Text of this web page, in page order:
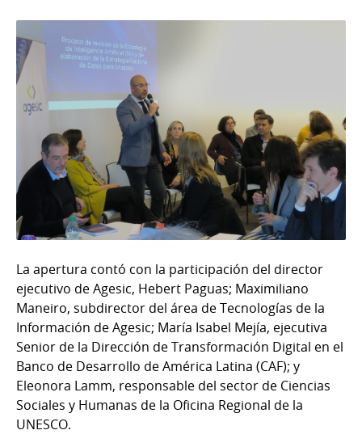
La apertura contó con la participación del director
ejecutivo de Agesic, Hebert Paguas; Maximiliano
Maneiro, subdirector del área de Tecnologías de la
Información de Agesic; María Isabel Mejía, ejecutiva
Senior de la Dirección de Transformación Digital en el
Banco de Desarrollo de América Latina (CAF); y
Eleonora Lamm, responsable del sector de Ciencias
Sociales y Humanas de la Oficina Regional de la
UNESCO.